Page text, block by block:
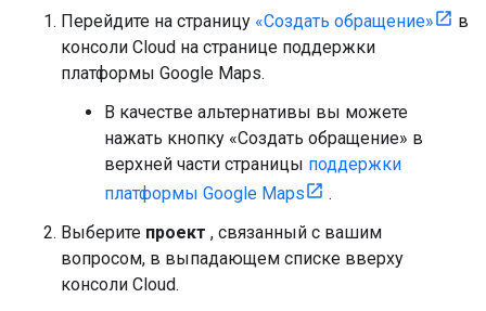
Перейдите на страницу «Создать обращение»
в
консоли Cloud на странице поддержки
платформы Google Maps.
В качестве альтернативы вы можете
нажать кнопку «Создать обращение» в
верхней части страницы поддержки
платформы Google Maps
.
Выберите проект , связанный с вашим
вопросом, в выпадающем списке вверху
консоли Cloud.